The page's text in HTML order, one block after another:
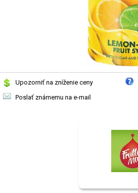
Upozorniť na zníženie ceny
Poslať známemu na e-mail